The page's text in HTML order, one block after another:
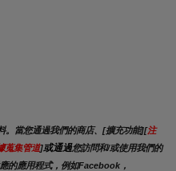
。當您通過我們的商店、[擴充功能][注
蒐集管道]或通過您訪問和/或使用我們的
的應用程式，例如Facebook，